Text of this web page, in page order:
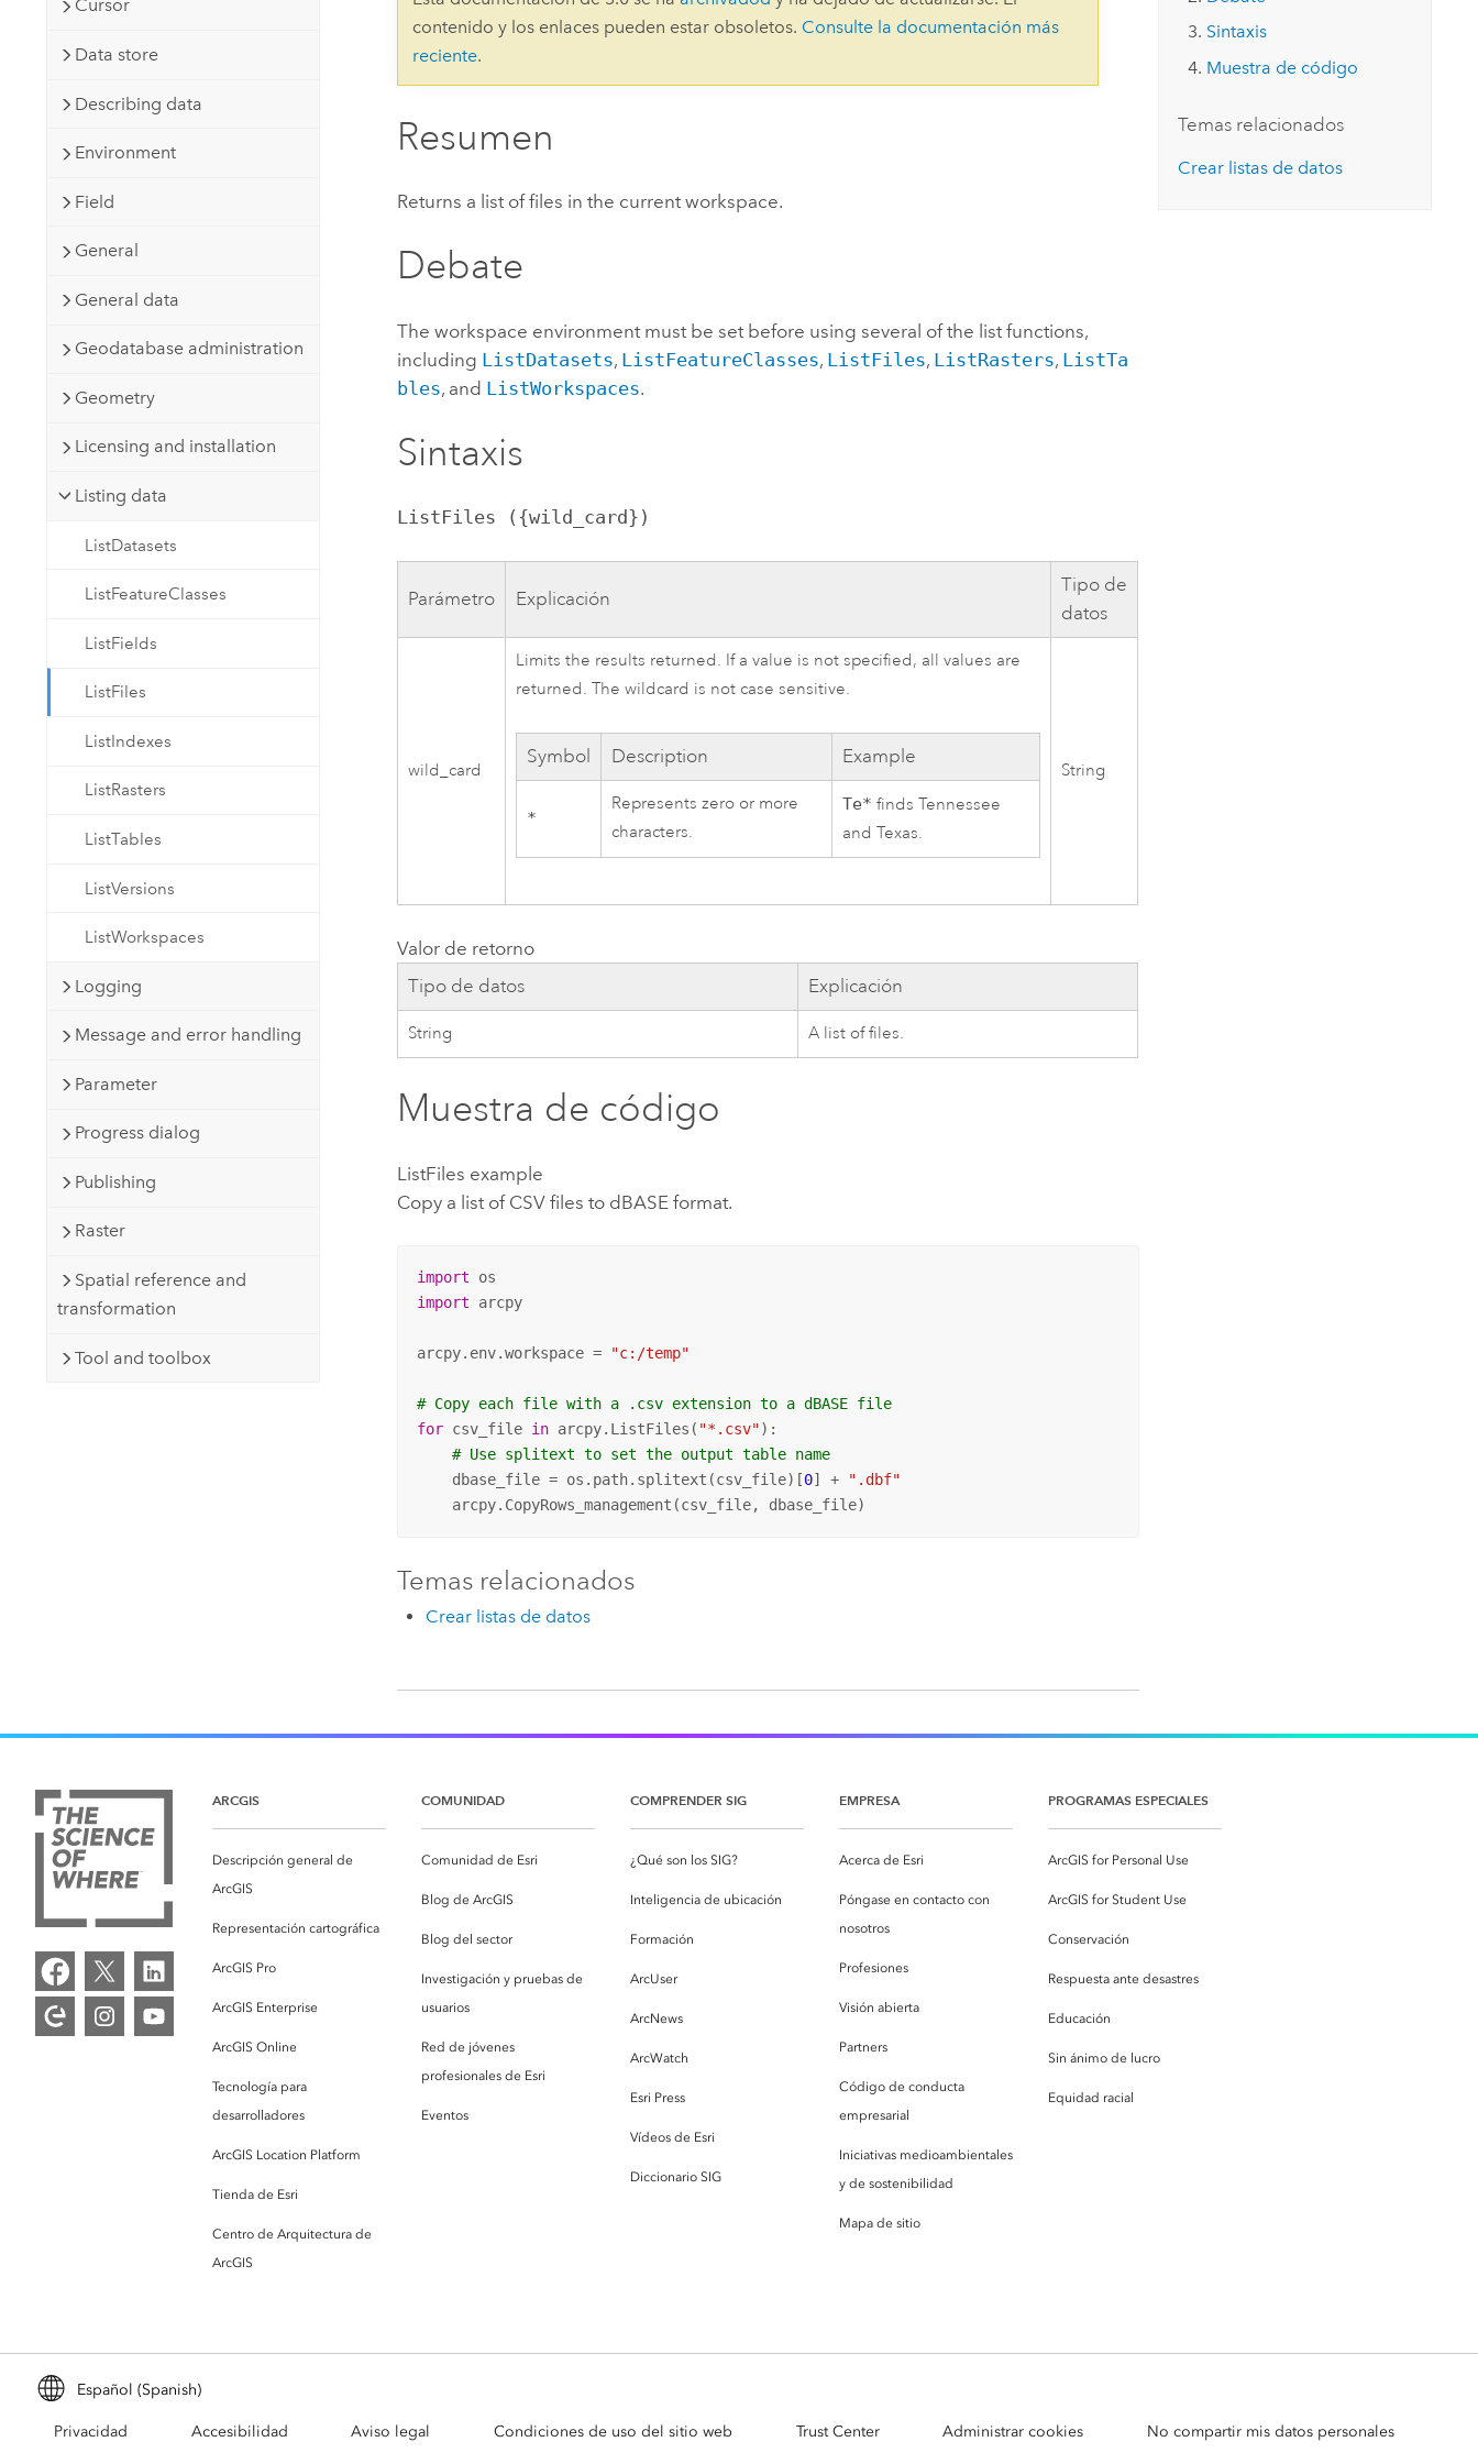
Crear aplicaciones de
análisis espacial
Explorar ArcGIS Pro
Explorar la gestión de infraestructuras Leer la historia
Cursor
Data store
Describing data
Environment
Field
General
General data
Geodatabase administration
Geometry
Licensing and installation
Listing data
ListDatasets
ListFeatureClasses
ListFields
ListFiles
ListIndexes
ListRasters
ListTables
ListVersions
ListWorkspaces
Logging
Message and error handling
Parameter
Progress dialog
Publishing
Raster
Spatial reference and
transformation
Tool and toolbox
contenido y los enlaces pueden estar obsoletos. Consulte la documentación más
reciente.
Resumen
Returns a list of files in the current workspace.
Debate
The workspace environment must be set before using several of the list functions,
including ListDatasets, ListFeatureClasses, ListFiles, ListRasters, ListTa
bles, and ListWorkspaces.
Sintaxis
ListFiles ({wild_card})
Parámetro Explicación
Tipo de
datos
wild_card
Limits the results returned. If a value is not specified, all values are
returned. The wildcard is not case sensitive.
Symbol Description Example
*
Represents zero or more
characters.
Te* finds Tennessee
and Texas.
String
Valor de retorno
Tipo de datos Explicación
String A list of files.
Muestra de código
ListFiles example
Copy a list of CSV files to dBASE format.
import
import arcpy
arcpy.env.workspace = "c:/temp"
# Copy each file with a .csv extension to a dBASE file
for csv_file in arcpy.ListFiles( "*.csv"):
# Use splitext to set the output table name
    dbase_file = os.path.splitext(csv_file)[
0] +
".dbf"
    arcpy.CopyRows_management(csv_file, dbase_file)
Temas relacionados
Crear listas de datos
Sintaxis
Muestra de código
Temas relacionados
Crear listas de datos
ARCGIS
Descripción general de
ArcGIS
Representación cartográfica
ArcGIS Pro
ArcGIS Enterprise
ArcGIS Online
Tecnología para
desarrolladores
ArcGIS Location Platform
Tienda de Esri
Centro de Arquitectura de
ArcGIS
COMUNIDAD
Comunidad de Esri
Blog de ArcGIS
Blog del sector
Investigación y pruebas de
usuarios
Red de jóvenes
profesionales de Esri
Eventos
COMPRENDER SIG
¿Qué son los SIG?
Inteligencia de ubicación
Formación
ArcUser
ArcNews
ArcWatch
Esri Press
Vídeos de Esri
Diccionario SIG
EMPRESA
Acerca de Esri
Póngase en contacto con
nosotros
Profesiones
Visión abierta
Partners
Código de conducta
empresarial
Iniciativas medioambientales
y de sostenibilidad
Mapa de sitio
PROGRAMAS ESPECIALES
ArcGIS for Personal Use
ArcGIS for Student Use
Conservación
Respuesta ante desastres
Educación
Sin ánimo de lucro
Equidad racial
Español (Spanish)
Privacidad Accesibilidad Aviso legal Condiciones de uso del sitio web Trust Center Administrar cookies No compartir mis datos personales